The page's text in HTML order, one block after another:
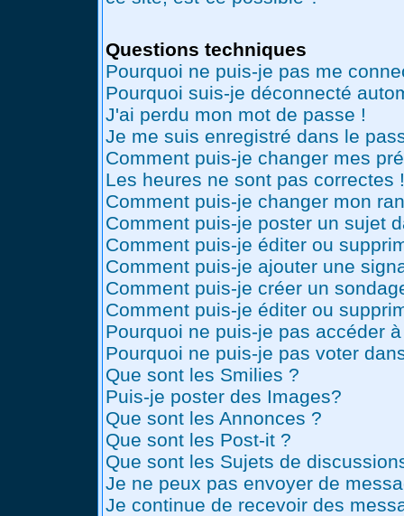
Questions techniques
Pourquoi ne puis-je pas me
Pourquoi suis-je déconnecté
J'ai perdu mon mot de passe !
Je me suis enregistré dans le
Comment puis-je changer mes
Les heures ne sont pas correctes !
Comment puis-je changer mon
Comment puis-je poster un sujet
Comment puis-je éditer ou
Comment puis-je ajouter une
Comment puis-je créer un
Comment puis-je éditer ou
Pourquoi ne puis-je pas accéder
Pourquoi ne puis-je pas voter
Que sont les Smilies ?
Puis-je poster des Images?
Que sont les Annonces ?
Que sont les Post-it ?
Que sont les Sujets de
Je ne peux pas envoyer de
Je continue de recevoir des